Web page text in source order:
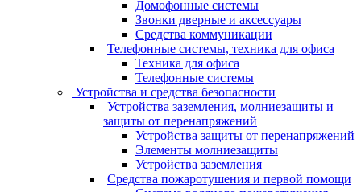
Домофонные системы
Звонки дверные и аксессуары
Средства коммуникации
Телефонные системы, техника для офиса
Техника для офиса
Телефонные системы
Устройства и средства безопасности
Устройства заземления, молниезащиты и
защиты от перенапряжений
Устройства защиты от перенапряжений
Элементы молниезащиты
Устройства заземления
Средства пожаротушения и первой помощи